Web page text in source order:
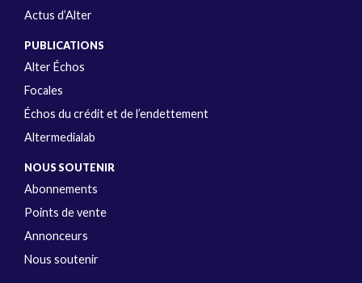
Actus d’Alter
PUBLICATIONS
Alter Échos
Focales
Échos du crédit et de l’endettement
Altermedialab
NOUS SOUTENIR
Abonnements
Points de vente
Annonceurs
Nous soutenir